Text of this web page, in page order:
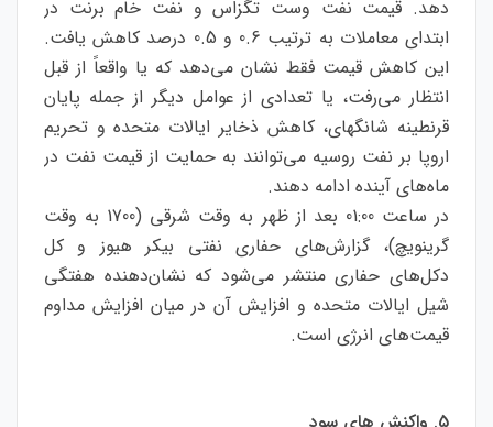
دهد. قیمت نفت وست تگزاس و نفت خام برنت در
ابتدای معاملات به ترتیب 0.6 و 0.5 درصد کاهش یافت.
این کاهش قیمت فقط نشان می‌دهد که یا واقعاً از قبل
انتظار می‌رفت، یا تعدادی از عوامل دیگر از جمله پایان
قرنطینه شانگهای، کاهش ذخایر ایالات متحده و تحریم
اروپا بر نفت روسیه می‌توانند به حمایت از قیمت نفت در
ماه‌های آینده ادامه دهند.
در ساعت 01:00 بعد از ظهر به وقت شرقی (1700 به وقت
گرینویچ)، گزارش‌های حفاری نفتی بیکر هیوز و کل
دکل‌های حفاری منتشر می‌شود که نشان‌دهنده هفتگی
شیل ایالات متحده و افزایش آن در میان افزایش مداوم
قیمت‌های انرژی است.